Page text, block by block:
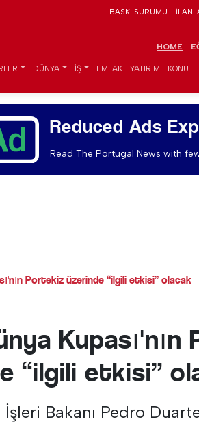
BASKI SÜRÜMÜ
HOME
DÜNYA İŞ EMLAK YATIRIM KONUT
Reduced Ads
Read The Portugal News with
Portekiz üzerinde “ilgili etkisi” olacak
Kupası'nın
“ilgili etkisi”
Bakanı Pedro